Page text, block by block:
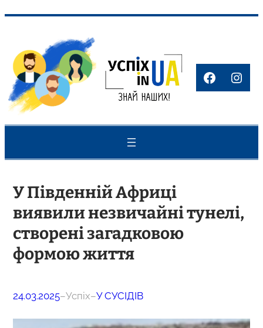
вмісту
У Південній Африці
виявили незвичайні тунелі,
створені загадковою
формою життя
24.03.2025–Успіх–У СУСІДІВ